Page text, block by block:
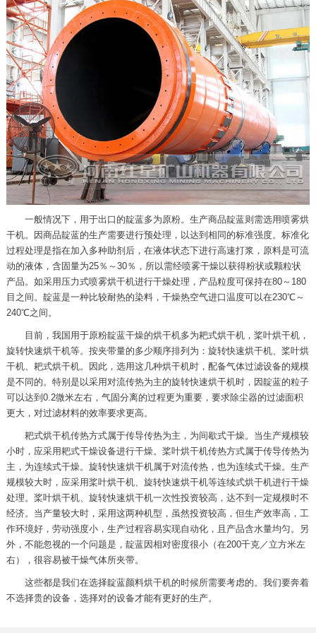
一般情况下，用于出口的靛蓝多为原粉。生产商品靛蓝则需选用喷雾烘
干机。因商品靛蓝的生产需要进行预处理，以达到相同的标准强度。标准化
过程处理是指在加入多种助剂后，在液体状态下进行高速打浆，原料是可流
动的液体，含固量为25％～30％，所以需经喷雾干燥以获得粉状或颗粒状
产品。如采用压力式喷雾烘干机进行干燥处理，产品粒度可保持在80～180
目之间。靛蓝是一种比较耐热的染料，干燥热空气进口温度可以在230℃～
240℃之间。
目前，我国用于原粉靛蓝干燥的烘干机多为耙式烘干机，桨叶烘干机，
旋转快速烘干机等。按夹带量的多少顺序排列为：旋转快速烘干机、桨叶烘
干机、耙式烘干机。因此，选用这几种烘干机时，配备气体过滤设备的规模
是不同的。特别是以采用对流传热为主的旋转快速烘干机时，因靛蓝的粒子
可以达到0.2微米左右，气固分离的过程更为重要，要求除尘器的过滤面积
更大，对过滤材料的效率要求更高。
耙式烘干机传热方式属于传导传热为主，为间歇式干燥。当生产规模较
小时，应采用耙式干燥设备进行干燥。桨叶烘干机传热方式属于传导传热为
主，为连续式干燥。旋转快速烘干机属于对流传热，也为连续式干燥。生产
规模较大时，应采用桨叶烘干机、旋转快速烘干机等连续式烘干机进行干燥
处理。桨叶烘干机、旋转快速烘干机一次性投资较高，达不到一定规模时不
经济。当产量较大时，采用这两种机型，虽然投资较高，但生产效率高，工
作环境好，劳动强度小，生产过程容易实现自动化，且产品含水量均匀。另
外，不能忽视的一个问题是，靛蓝因相对密度很小（在200千克／立方米左
右），很容易被干燥气体所夹带。
这些都是我们在选择靛蓝颜料烘干机的时候所需要考虑的。我们要奔着
不选择贵的设备，选择对的设备才能有更好的生产。